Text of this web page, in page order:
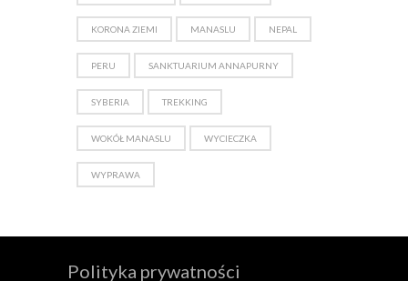
KORONA ZIEMI MANASLU NEPAL
PERU SANKTUARIUM ANNAPURNY
SYBERIA TREKKING
WOKÓŁ MANASLU WYCIECZKA
WYPRAWA
Polityka prywatności